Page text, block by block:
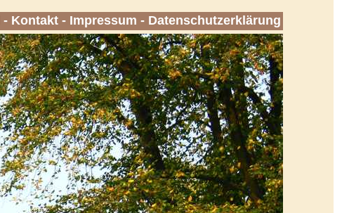
- Kontakt - Impressum - Datenschutzerklärung